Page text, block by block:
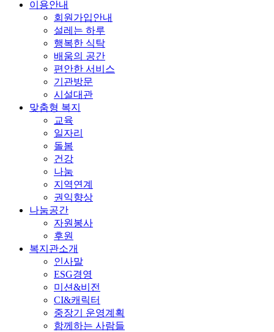
이용안내
회원가입안내
설레는 하루
행복한 식탁
배움의 공간
편안한 서비스
기관방문
시설대관
맞춤형 복지
교육
일자리
돌봄
건강
나눔
지역연계
권익향상
나눔공간
자원봉사
후원
복지관소개
인사말
ESG경영
미션&비전
CI&캐릭터
중장기 운영계획
함께하는 사람들